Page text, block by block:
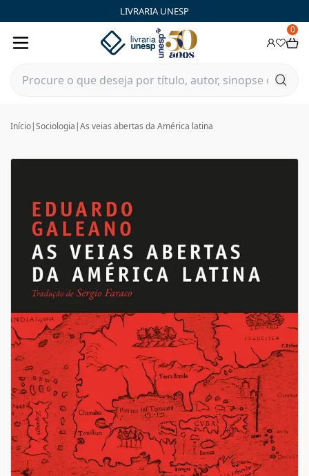
LIVRARIA UNESP
0
Início|Sociologia |As veias abertas da América latina